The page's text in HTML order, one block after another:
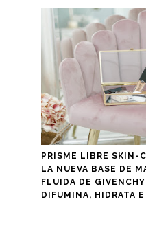
PRISME LIBRE SKIN-
LA NUEVA BASE DE
FLUIDA DE GIVENCHY
DIFUMINA, HIDRATA